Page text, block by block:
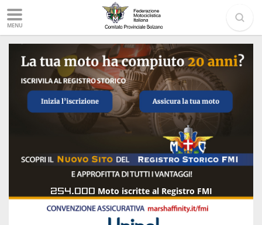
MENU
254.000 Moto iscritte al Registro FMI